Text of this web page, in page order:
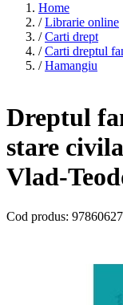
Home
/ Librarie online
/ Carti drept
/ Carti dreptul
/ Hamangiu
Dreptul
stare
Vlad-
Cod produs: